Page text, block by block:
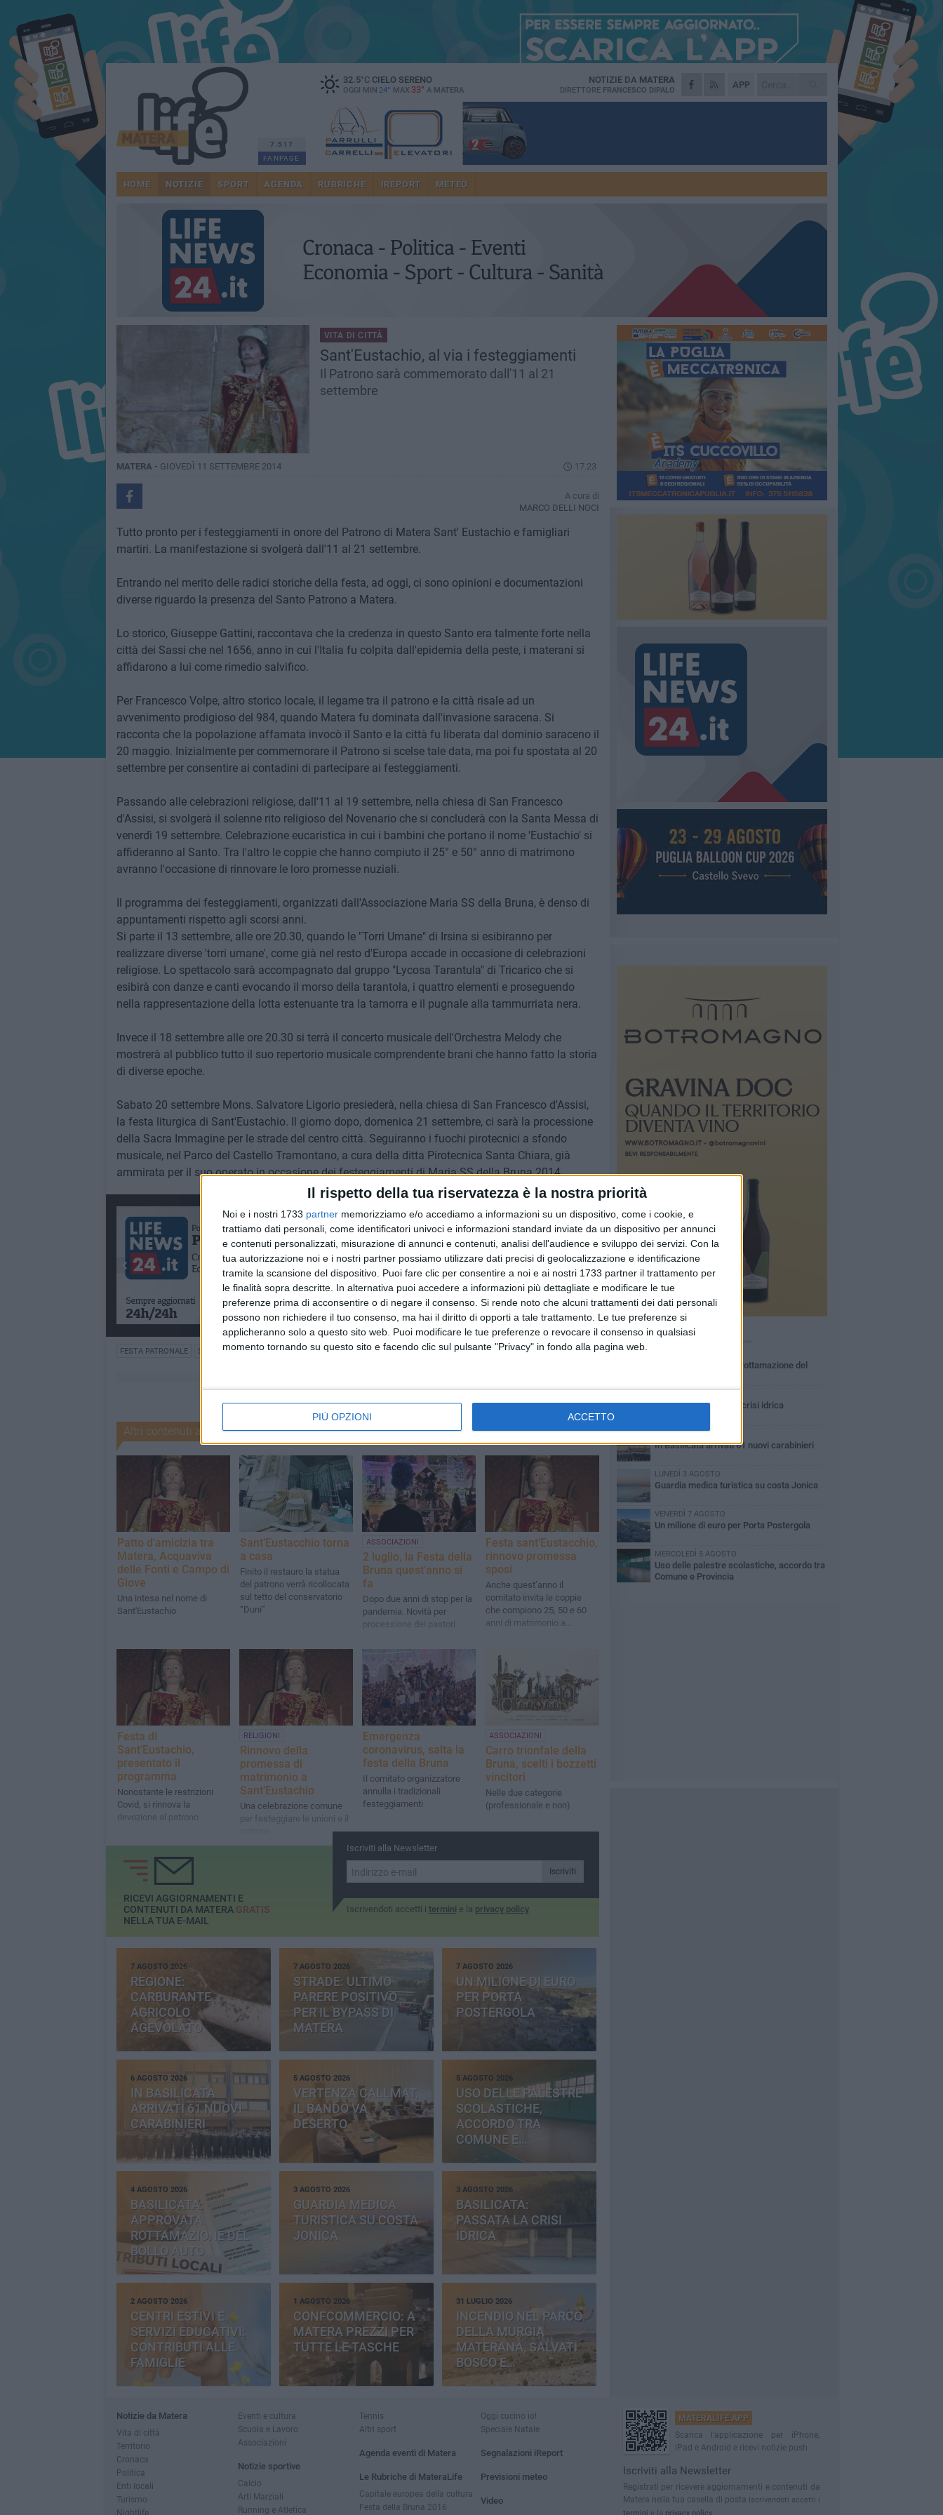
Il rispetto della tua riservatezza è la nostra priorità
Noi e i nostri 1733 partner memorizziamo e/o accediamo a informazioni su un dispositivo, come i cookie, e
trattiamo dati personali, come identificatori univoci e informazioni standard inviate da un dispositivo per annunci
e contenuti personalizzati, misurazione di annunci e contenuti, analisi dell'audience e sviluppo dei servizi. Con la
tua autorizzazione noi e i nostri partner possiamo utilizzare dati precisi di geolocalizzazione e identificazione
tramite la scansione del dispositivo. Puoi fare clic per consentire a noi e ai nostri 1733 partner il trattamento per
le finalità sopra descritte. In alternativa puoi accedere a informazioni più dettagliate e modificare le tue
preferenze prima di acconsentire o di negare il consenso. Si rende noto che alcuni trattamenti dei dati personali
possono non richiedere il tuo consenso, ma hai il diritto di opporti a tale trattamento. Le tue preferenze si
applicheranno solo a questo sito web. Puoi modificare le tue preferenze o revocare il consenso in qualsiasi
momento tornando su questo sito e facendo clic sul pulsante "Privacy" in fondo alla pagina web.
PIÙ OPZIONI ACCETTO
7.517
FANPAGE
32.5°CCIELO SERENO
OGGI MIN 24° MAX 33° A MATERA
APP
NOTIZIE DA MATERA
DIRETTORE FRANCESCO DIPALO
HOME NOTIZIE SPORT AGENDA RUBRICHE IREPORT METEO
VITA DI CITTÀ
Sant'Eustachio, al via i festeggiamenti
Il Patrono sarà commemorato dall'11 al 21
settembre
MATERA - GIOVEDÌ 11 SETTEMBRE 2014 17.23
A cura di
MARCO DELLI NOCI
Tutto pronto per i festeggiamenti in onore del Patrono di Matera Sant' Eustachio e famigliari
martiri. La manifestazione si svolgerà dall'11 al 21 settembre.
Entrando nel merito delle radici storiche della festa, ad oggi, ci sono opinioni e documentazioni
diverse riguardo la presenza del Santo Patrono a Matera.
Lo storico, Giuseppe Gattini, raccontava che la credenza in questo Santo era talmente forte nella
città dei Sassi che nel 1656, anno in cui l'Italia fu colpita dall'epidemia della peste, i materani si
affidarono a lui come rimedio salvifico.
Per Francesco Volpe, altro storico locale, il legame tra il patrono e la città risale ad un
avvenimento prodigioso del 984, quando Matera fu dominata dall'invasione saracena. Si
racconta che la popolazione affamata invocò il Santo e la città fu liberata dal dominio saraceno il
20 maggio. Inizialmente per commemorare il Patrono si scelse tale data, ma poi fu spostata al 20
settembre per consentire ai contadini di partecipare ai festeggiamenti.
Passando alle celebrazioni religiose, dall'11 al 19 settembre, nella chiesa di San Francesco
d'Assisi, si svolgerà il solenne rito religioso del Novenario che si concluderà con la Santa Messa di
venerdì 19 settembre. Celebrazione eucaristica in cui i bambini che portano il nome 'Eustachio' si
affideranno al Santo. Tra l'altro le coppie che hanno compiuto il 25° e 50° anno di matrimono
avranno l'occasione di rinnovare le loro promesse nuziali.
Il programma dei festeggiamenti, organizzati dall'Associazione Maria SS della Bruna, è denso di
appuntamenti rispetto agli scorsi anni.
Si parte il 13 settembre, alle ore 20.30, quando le "Torri Umane" di Irsina si esibiranno per
realizzare diverse 'torri umane', come già nel resto d'Europa accade in occasione di celebrazioni
religiose. Lo spettacolo sarà accompagnato dal gruppo "Lycosa Tarantula" di Tricarico che si
esibirà con danze e canti evocando il morso della tarantola, i quattro elementi e proseguendo
nella rappresentazione della lotta estenuante tra la tamorra e il pugnale alla tammurriata nera.
Invece il 18 settembre alle ore 20.30 si terrà il concerto musicale dell'Orchestra Melody che
mostrerà al pubblico tutto il suo repertorio musicale comprendente brani che hanno fatto la storia
di diverse epoche.
Sabato 20 settembre Mons. Salvatore Ligorio presiederà, nella chiesa di San Francesco d'Assisi,
la festa liturgica di Sant'Eustachio. Il giorno dopo, domenica 21 settembre, ci sarà la processione
della Sacra Immagine per le strade del centro città. Seguiranno i fuochi pirotecnici a sfondo
musicale, nel Parco del Castello Tramontano, a cura della ditta Pirotecnica Santa Chiara, già
ammirata per il suo operato in occasione dei festeggiamenti di Maria SS della Bruna 2014.
FESTA PATRONALE SANT'EUSTACHIO
Altri contenuti a tema
Patto d'amicizia tra
Matera, Acquaviva
delle Fonti e Campo di
Giove
Una intesa nel nome di
Sant'Eustachio
Sant’Eustacchio torna
a casa
Finito il restauro la statua
del patrono verrà ricollocata
sul tetto del conservatorio
“Duni”
ASSOCIAZIONI
2 luglio, la Festa della
Bruna quest'anno si
fa
Dopo due anni di stop per la
pandemia. Novità per
processione dei pastori
Festa sant’Eustacchio,
rinnovo promessa
sposi
Anche quest’anno il
comitato invita le coppie
che compiono 25, 50 e 60
anni di matrimonio a
Festa di
Sant’Eustachio,
presentato il
programma
Nonostante le restrizioni
Covid, si rinnova la
devozione al patrono
RELIGIONI
Rinnovo della
promessa di
matrimonio a
Sant’Eustachio
Una celebrazione comune
per festeggiare le unioni e il
Emergenza
coronavirus, salta la
festa della Bruna
Il comitato organizzatore
annulla i tradizionali
festeggiamenti
ASSOCIAZIONI
Carro trionfale della
Bruna, scelti i bozzetti
vincitori
Nelle due categorie
(professionale e non)
Iscriviti alla Newsletter
Iscriviti
Iscrivendoti accetti i termini e la privacy policy
RICEVI AGGIORNAMENTI E
CONTENUTI DA MATERA GRATIS
NELLA TUA E-MAIL
7 AGOSTO 2026
REGIONE:
CARBURANTE
AGRICOLO
AGEVOLATO
7 AGOSTO 2026
STRADE: ULTIMO
PARERE POSITIVO
PER IL BYPASS DI
MATERA
7 AGOSTO 2026
UN MILIONE DI EURO
PER PORTA
POSTERGOLA
6 AGOSTO 2026
IN BASILICATA
ARRIVATI 61 NUOVI
CARABINIERI
5 AGOSTO 2026
VERTENZA CALLMAT,
IL BANDO VA
DESERTO
5 AGOSTO 2026
USO DELLE PALESTRE
SCOLASTICHE,
ACCORDO TRA
COMUNE E
PROVINCIA
4 AGOSTO 2026
BASILICATA:
APPROVATA
ROTTAMAZIONE DEL
BOLLO AUTO
3 AGOSTO 2026
GUARDIA MEDICA
TURISTICA SU COSTA
JONICA
3 AGOSTO 2026
BASILICATA:
PASSATA LA CRISI
IDRICA
2 AGOSTO 2026
CENTRI ESTIVI E
SERVIZI EDUCATIVI:
CONTRIBUTI ALLE
FAMIGLIE
1 AGOSTO 2026
CONFCOMMERCIO: A
MATERA PREZZI PER
TUTTE LE TASCHE
31 LUGLIO 2026
INCENDIO NEL PARCO
DELLA MURGIA
MATERANA, SALVATI
BOSCO E
CEMENTERIA
PIÙ LETTI QUESTA SETTIMANA
Basilicata: approvata rottamazione del
Basilicata: passata la crisi idrica
GIOVEDÌ 6 AGOSTO
In Basilicata arrivati 61 nuovi carabinieri
LUNEDÌ 3 AGOSTO
Guardia medica turistica su costa Jonica
VENERDÌ 7 AGOSTO
Un milione di euro per Porta Postergola
MERCOLEDÌ 5 AGOSTO
Uso delle palestre scolastiche, accordo tra
Comune e Provincia
Notizie da Matera
Vita di città
Territorio
Cronaca
Politica
Enti locali
Turismo
Nightlife
Eventi e cultura
Scuola e Lavoro
Associazioni
Notizie sportive
Calcio
Arti Marziali
Running e Atletica
Tennis
Altri sport
Agenda eventi di Matera
Le Rubriche di MateraLife
Capitale europea della cultura
Festa della Bruna 2016
Oggi cucino io!
Speciale Natale
Segnalazioni iReport
Previsioni meteo
Video
MATERALIFE APP
Scarica l'applicazione per iPhone,
iPad e Android e ricevi notizie push
Iscriviti alla Newsletter
Registrati per ricevere aggiornamenti e contenuti da
Matera nella tua casella di posta
Iscrivendoti accetti i